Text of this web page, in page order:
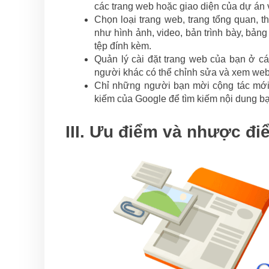
các trang web hoặc giao diện của dự án
Chọn loại trang web, trang tổng quan,
như hình ảnh, video, bản trình bày,
tệp đính kèm.
Quản lý cài đặt trang web của bạn ở
người khác có thể chỉnh sửa và xem
Chỉ những người bạn mời cộng tác
kiếm của Google để tìm kiếm nội dung
III. Ưu điểm và nhược